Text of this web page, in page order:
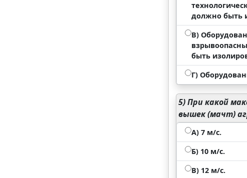
должно быть
В)
быть
Г)
5)При какой
вышек (мачт)
А) 7 м/с.
Б) 10 м/с.
В) 12 м/с.